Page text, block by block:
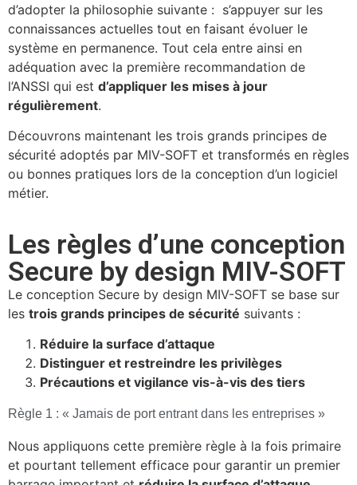
d’adopter la philosophie suivante : s’appuyer sur les
connaissances actuelles tout en faisant évoluer le
système en permanence. Tout cela entre ainsi en
adéquation avec la première recommandation de
l’ANSSI qui est d’appliquer les mises à jour
régulièrement.
Découvrons maintenant les trois grands principes de
sécurité adoptés par MIV-SOFT et transformés en règles
ou bonnes pratiques lors de la conception d’un logiciel
métier.
Les règles d’une conception
Secure by design MIV-SOFT
Le conception Secure by design MIV-SOFT se base sur
les trois grands principes de sécurité suivants :
Réduire la surface d’attaque
Distinguer et restreindre les privilèges
Précautions et vigilance vis-à-vis des tiers
Règle 1 : « Jamais de port entrant dans les entreprises »
Nous appliquons cette première règle à la fois primaire
et pourtant tellement efficace pour garantir un premier